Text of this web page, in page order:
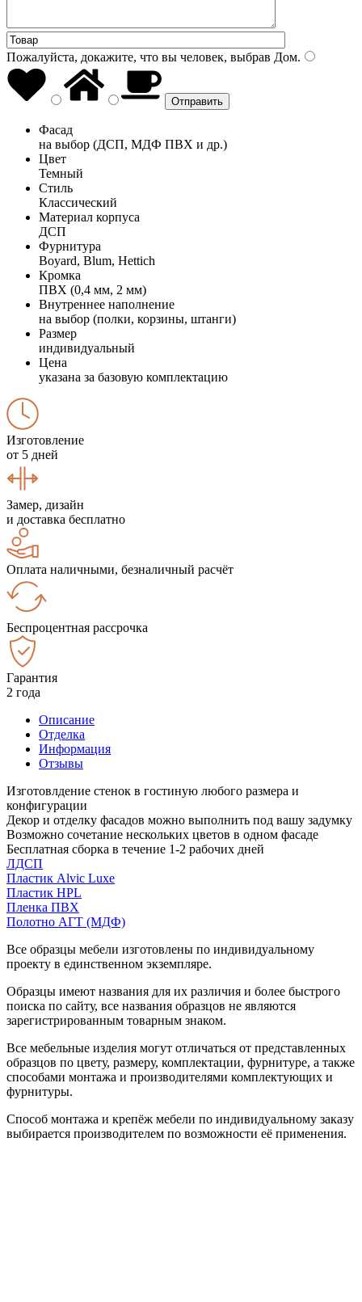
Пожалуйста, докажите, что вы человек, выбрав Дом.
Фасад
на выбор (ДСП, МДФ ПВХ и др.)
Цвет
Темный
Стиль
Классический
Материал корпуса
ДСП
Фурнитура
Boyard, Blum, Hettich
Кромка
ПВХ (0,4 мм, 2 мм)
Внутреннее наполнение
на выбор (полки, корзины, штанги)
Размер
индивидуальный
Цена
указана за базовую комплектацию
Изготовление
от 5 дней
Замер, дизайн
и доставка бесплатно
Оплата наличными, безналичный расчёт
Беспроцентная рассрочка
Гарантия
2 года
Описание
Отделка
Информация
Отзывы
Изготовлдение стенок в гостиную любого размера и
конфигурации
Декор и отделку фасадов можно выполнить под вашу задумку
Возможно сочетание нескольких цветов в одном фасаде
Бесплатная сборка в течение 1-2 рабочих дней
ЛДСП
Пластик Alvic Luxe
Пластик HPL
Пленка ПВХ
Полотно АГТ (МДФ)
Все образцы мебели изготовлены по индивидуальному
проекту в единственном экземпляре.
Образцы имеют названия для их различия и более быстрого
поиска по сайту, все названия образцов не являются
зарегистрированным товарным знаком.
Все мебельные изделия могут отличаться от представленных
образцов по цвету, размеру, комплектации, фурнитуре, а также
способами монтажа и производителями комплектующих и
фурнитуры.
Способ монтажа и крепёж мебели по индивидуальному заказу
выбирается производителем по возможности её применения.